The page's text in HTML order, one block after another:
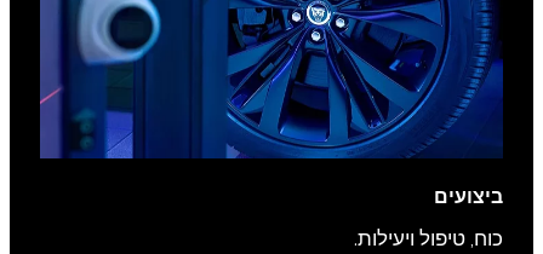
ביצועים
כוח, טיפול ויעילות.